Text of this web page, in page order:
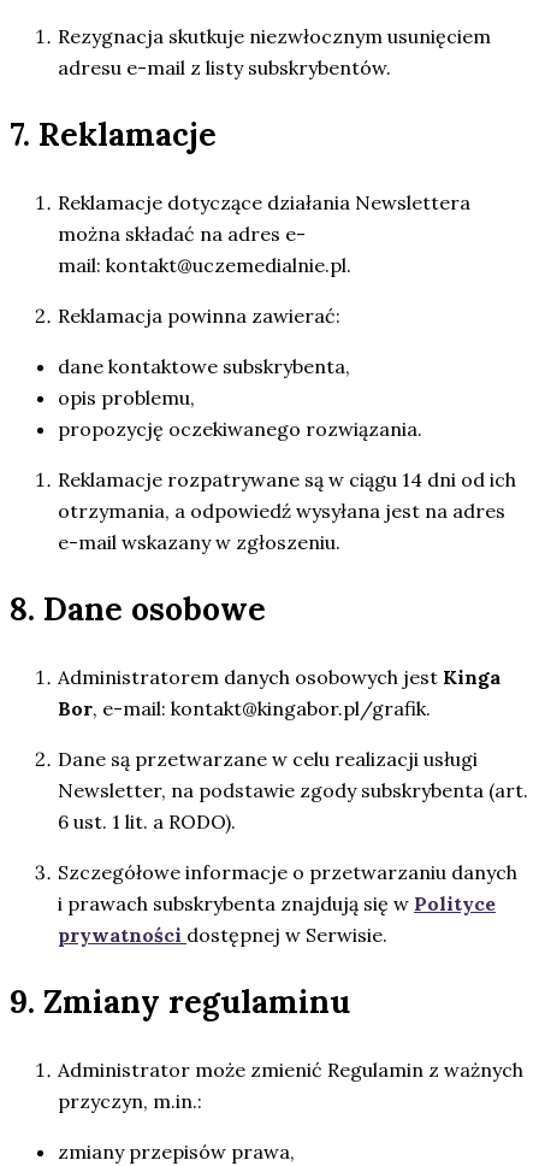
Rezygnacja skutkuje niezwłocznym usunięciem
adresu e-mail z listy subskrybentów.
7. Reklamacje
Reklamacje dotyczące działania Newslettera
można składać na adres e-
mail: kontakt@uczemedialnie.pl.
Reklamacja powinna zawierać:
dane kontaktowe subskrybenta,
opis problemu,
propozycję oczekiwanego rozwiązania.
Reklamacje rozpatrywane są w ciągu 14 dni od ich
otrzymania, a odpowiedź wysyłana jest na adres
e-mail wskazany w zgłoszeniu.
8. Dane osobowe
Administratorem danych osobowych jest Kinga
Bor, e-mail: kontakt@kingabor.pl/grafik.
Dane są przetwarzane w celu realizacji usługi
Newsletter, na podstawie zgody subskrybenta (art.
6 ust. 1 lit. a RODO).
Szczegółowe informacje o przetwarzaniu danych
i prawach subskrybenta znajdują się w Polityce
prywatności dostępnej w Serwisie.
9. Zmiany regulaminu
Administrator może zmienić Regulamin z ważnych
przyczyn, m.in.:
zmiany przepisów prawa,